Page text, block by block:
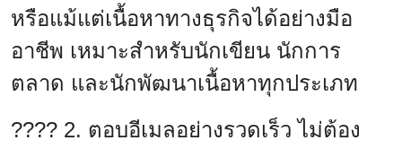
หรือแม้แต่เนื้อหาทางธุรกิจได้อย่างมือ
อาชีพ เหมาะสำหรับนักเขียน นักการ
ตลาด และนักพัฒนาเนื้อหาทุกประเภท
???? 2. ตอบอีเมลอย่างรวดเร็ว ไม่ต้อง